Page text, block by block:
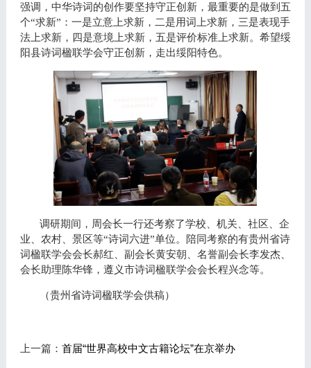
强调，中华诗词的创作要坚持守正创新，最重要的是做到五
个“求新”：一是立意上求新，二是用词上求新，三是表现手
法上求新，四是意境上求新，五是评价标准上求新。希望绥
阳县诗词楹联学会守正创新，走出绥阳特色。
调研期间，周会长一行还考察了学校、机关、社区、企
业、农村、景区等“诗词六进”单位。陪同考察的有贵州省诗
词楹联学会会长郝红、副会长黄安朝、名誉副会长李发杰、
会长助理陈华锋，遵义市诗词楹联学会会长程兴念等。
（贵州省诗词楹联学会供稿）
上一篇： 首届“世界高校中文古籍论坛”在京举办